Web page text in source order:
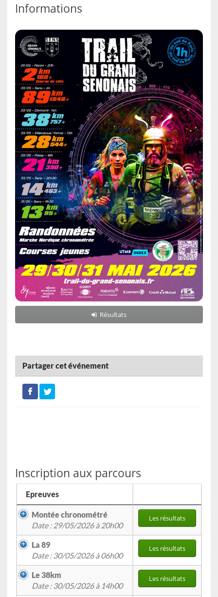
Informations
Résultats
Partager cet événement
Inscription aux parcours
Epreuves
Montée chronométré
Date : 29/05/2026 à 20h00
Les résultats
La 89
Date : 30/05/2026 à 06h00
Les résultats
Le 38km
Date : 30/05/2026 à 14h00
Les résultats